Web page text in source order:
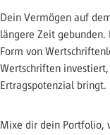
Dein Vermögen auf
längere Zeit gebunden.
Form von
Wertschriften
Ertragspotenzial bringt.
Mixe dir dein Portfolio,